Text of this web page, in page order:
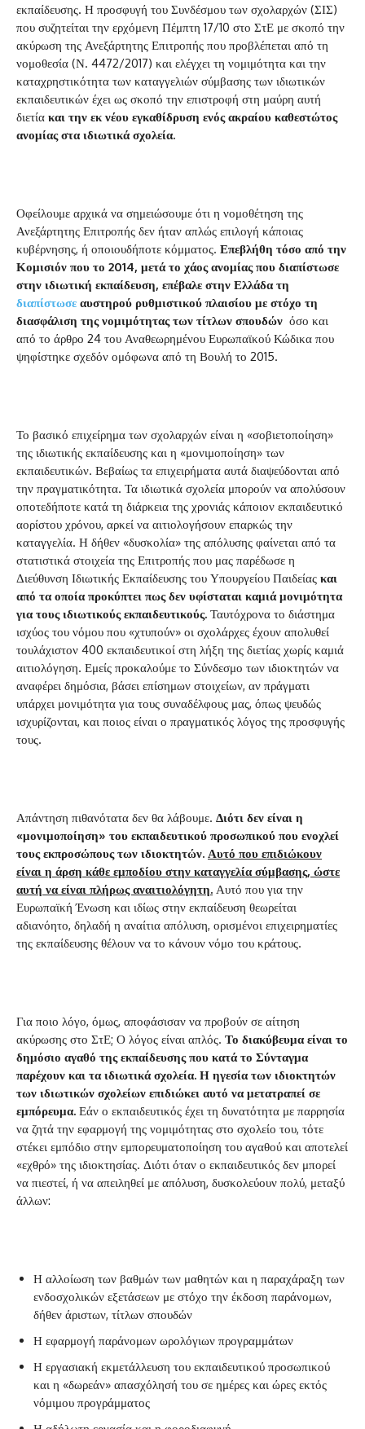
εκπαίδευσης. Η προσφυγή του Συνδέσμου των σχολαρχών (ΣΙΣ)
που συζητείται την ερχόμενη Πέμπτη 17/10 στο ΣτΕ με σκοπό την
ακύρωση της Ανεξάρτητης Επιτροπής που προβλέπεται από τη
νομοθεσία (Ν. 4472/2017) και ελέγχει τη νομιμότητα και την
καταχρηστικότητα των καταγγελιών σύμβασης των ιδιωτικών
εκπαιδευτικών έχει ως σκοπό την επιστροφή στη μαύρη αυτή
διετία και την εκ νέου εγκαθίδρυση ενός ακραίου καθεστώτος
ανομίας στα ιδιωτικά σχολεία.
Οφείλουμε αρχικά να σημειώσουμε ότι η νομοθέτηση της
Ανεξάρτητης Επιτροπής δεν ήταν απλώς επιλογή κάποιας
κυβέρνησης, ή οποιουδήποτε κόμματος. Επεβλήθη τόσο από την
Κομισιόν που το 2014, μετά το χάος ανομίας που διαπίστωσε
στην ιδιωτική εκπαίδευση, επέβαλε στην Ελλάδα τη
διαπίστωσε αυστηρού ρυθμιστικού πλαισίου με στόχο τη
διασφάλιση της νομιμότητας των τίτλων σπουδών όσο και
από το άρθρο 24 του Αναθεωρημένου Ευρωπαϊκού Κώδικα που
ψηφίστηκε σχεδόν ομόφωνα από τη Βουλή το 2015.
Το βασικό επιχείρημα των σχολαρχών είναι η «σοβιετοποίηση»
της ιδιωτικής εκπαίδευσης και η «μονιμοποίηση» των
εκπαιδευτικών. Βεβαίως τα επιχειρήματα αυτά διαψεύδονται από
την πραγματικότητα. Τα ιδιωτικά σχολεία μπορούν να απολύσουν
οποτεδήποτε κατά τη διάρκεια της χρονιάς κάποιον εκπαιδευτικό
αορίστου χρόνου, αρκεί να αιτιολογήσουν επαρκώς την
καταγγελία. Η δήθεν «δυσκολία» της απόλυσης φαίνεται από τα
στατιστικά στοιχεία της Επιτροπής που μας παρέδωσε η
Διεύθυνση Ιδιωτικής Εκπαίδευσης του Υπουργείου Παιδείας και
από τα οποία προκύπτει πως δεν υφίσταται καμιά μονιμότητα
για τους ιδιωτικούς εκπαιδευτικούς. Ταυτόχρονα το διάστημα
ισχύος του νόμου που «χτυπούν» οι σχολάρχες έχουν απολυθεί
τουλάχιστον 400 εκπαιδευτικοί στη λήξη της διετίας χωρίς καμιά
αιτιολόγηση. Εμείς προκαλούμε το Σύνδεσμο των ιδιοκτητών να
αναφέρει δημόσια, βάσει επίσημων στοιχείων, αν πράγματι
υπάρχει μονιμότητα για τους συναδέλφους μας, όπως ψευδώς
ισχυρίζονται, και ποιος είναι ο πραγματικός λόγος της προσφυγής
τους.
Απάντηση πιθανότατα δεν θα λάβουμε. Διότι δεν είναι η
«μονιμοποίηση» του εκπαιδευτικού προσωπικού που ενοχλεί
τους εκπροσώπους των ιδιοκτητών. Αυτό που επιδιώκουν
είναι η άρση κάθε εμποδίου στην καταγγελία σύμβασης, ώστε
αυτή να είναι πλήρως αναιτιολόγητη. Αυτό που για την
Ευρωπαϊκή Ένωση και ιδίως στην εκπαίδευση θεωρείται
αδιανόητο, δηλαδή η αναίτια απόλυση, ορισμένοι επιχειρηματίες
της εκπαίδευσης θέλουν να το κάνουν νόμο του κράτους.
Για ποιο λόγο, όμως, αποφάσισαν να προβούν σε αίτηση
ακύρωσης στο ΣτΕ; Ο λόγος είναι απλός. Το διακύβευμα είναι το
δημόσιο αγαθό της εκπαίδευσης που κατά το Σύνταγμα
παρέχουν και τα ιδιωτικά σχολεία. Η ηγεσία των ιδιοκτητών
των ιδιωτικών σχολείων επιδιώκει αυτό να μετατραπεί σε
εμπόρευμα. Εάν ο εκπαιδευτικός έχει τη δυνατότητα με παρρησία
να ζητά την εφαρμογή της νομιμότητας στο σχολείο του, τότε
στέκει εμπόδιο στην εμπορευματοποίηση του αγαθού και αποτελεί
«εχθρό» της ιδιοκτησίας. Διότι όταν ο εκπαιδευτικός δεν μπορεί
να πιεστεί, ή να απειληθεί με απόλυση, δυσκολεύουν πολύ, μεταξύ
άλλων:
Η αλλοίωση των βαθμών των μαθητών και η παραχάραξη των
ενδοσχολικών εξετάσεων με στόχο την έκδοση παράνομων,
δήθεν άριστων, τίτλων σπουδών
Η εφαρμογή παράνομων ωρολόγιων προγραμμάτων
Η εργασιακή εκμετάλλευση του εκπαιδευτικού προσωπικού
και η «δωρεάν» απασχόλησή του σε ημέρες και ώρες εκτός
νόμιμου προγράμματος